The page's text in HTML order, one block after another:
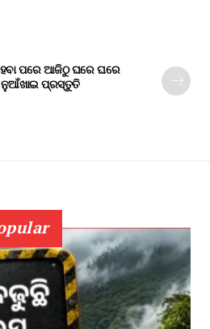
ପରେ ଆଜିଠୁ ଘରେ ଘରେ
ପ୍ରସ୍ତୁତି